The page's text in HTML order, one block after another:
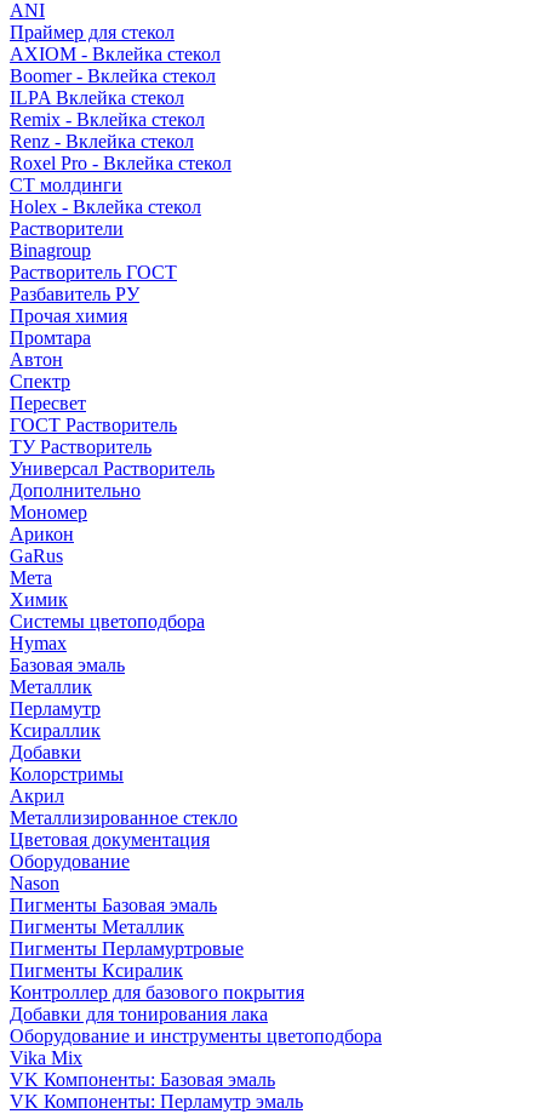
ANI
Праймер для стекол
AXIOM - Вклейка стекол
Boomer - Вклейка стекол
ILPA Вклейка стекол
Remix - Вклейка стекол
Renz - Вклейка стекол
Roxel Pro - Вклейка стекол
СТ молдинги
Holex - Вклейка стекол
Растворители
Binagroup
Растворитель ГОСТ
Разбавитель РУ
Прочая химия
Промтара
Автон
Спектр
Пересвет
ГОСТ Растворитель
ТУ Растворитель
Универсал Растворитель
Дополнительно
Мономер
Арикон
GaRus
Мета
Химик
Системы цветоподбора
Hymax
Базовая эмаль
Металлик
Перламутр
Ксираллик
Добавки
Колорстримы
Акрил
Металлизированное стекло
Цветовая документация
Оборудование
Nason
Пигменты Базовая эмаль
Пигменты Металлик
Пигменты Перламуртровые
Пигменты Ксиралик
Контроллер для базового покрытия
Добавки для тонирования лака
Оборудование и инструменты цветоподбора
Vika Mix
VK Компоненты: Базовая эмаль
VK Компоненты: Перламутр эмаль